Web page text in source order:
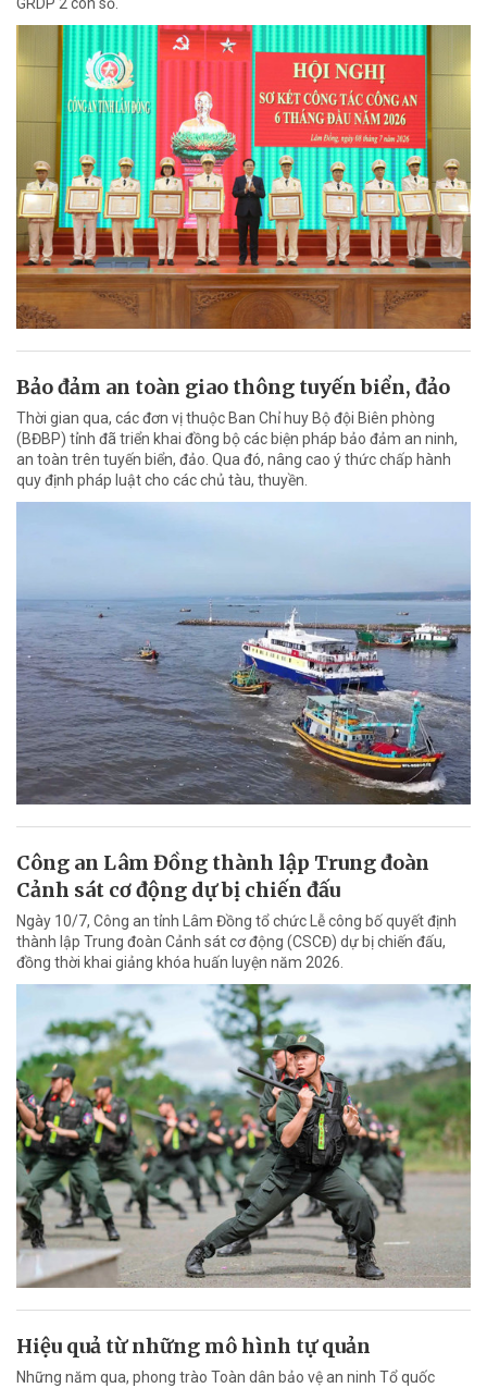
Bảo đảm an toàn giao thông tuyến biển, đảo
Thời gian qua, các đơn vị thuộc Ban Chỉ huy Bộ đội Biên phòng
(BĐBP) tỉnh đã triển khai đồng bộ các biện pháp bảo đảm an ninh,
an toàn trên tuyến biển, đảo. Qua đó, nâng cao ý thức chấp hành
quy định pháp luật cho các chủ tàu, thuyền.
Công an Lâm Đồng thành lập Trung đoàn
Cảnh sát cơ động dự bị chiến đấu
Ngày 10/7, Công an tỉnh Lâm Đồng tổ chức Lễ công bố quyết định
thành lập Trung đoàn Cảnh sát cơ động (CSCĐ) dự bị chiến đấu,
đồng thời khai giảng khóa huấn luyện năm 2026.
Hiệu quả từ những mô hình tự quản
Những năm qua, phong trào Toàn dân bảo vệ an ninh Tổ quốc